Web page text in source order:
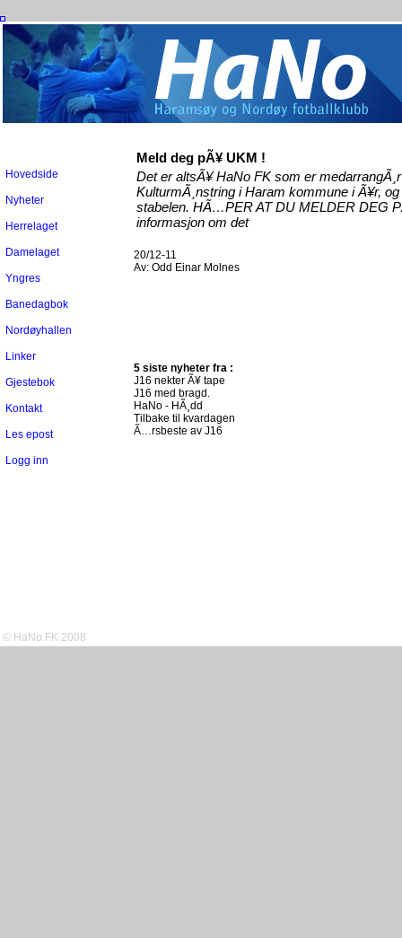
Hovedside
Nyheter
Herrelaget
Damelaget
Yngres
Banedagbok
Nordøyhallen
Linker
Gjestebok
Kontakt
Les epost
Logg inn
Meld deg pÃ¥ UKM !
Det er altsÃ¥ HaNo FK som er
KulturmÃ¸nstring i Haram kommune i Ã¥r,
stabelen. HÃ…PER AT DU MELDER DEG
informasjon om det
20/12-11
Av: Odd Einar Molnes
5 siste nyheter fra :
J16 nekter Ã¥ tape
J16 med bragd.
HaNo - HÃ¸dd
Tilbake til kvardagen
Ã…rsbeste av J16
© HaNo FK 2008